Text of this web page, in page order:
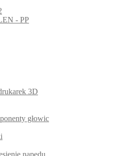
- PP
3D
głowic
napędu